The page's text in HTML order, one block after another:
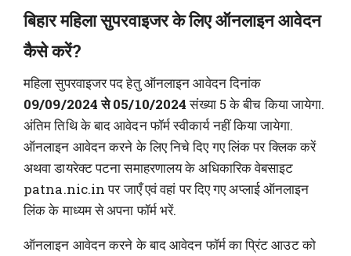
बिहार महिला सुपरवाइजर के लिए ऑनलाइन आवेदन
कैसे करें?
महिला सुपरवाइजर पद हेतु ऑनलाइन आवेदन दिनांक
09/09/2024 से 05/10/2024संख्या 5 के बीच किया जायेगा.
अंतिम तिथि के बाद आवेदन फॉर्म स्वीकार्य नहीं किया जायेगा.
ऑनलाइन आवेदन करने के लिए निचे दिए गए लिंक पर क्लिक करें
अथवा डायरेक्ट पटना समाहरणालय के अधिकारिक वेबसाइट
patna.nic.in पर जाएँ एवं वहां पर दिए गए अप्लाई ऑनलाइन
लिंक के माध्यम से अपना फॉर्म भरें.
ऑनलाइन आवेदन करने के बाद आवेदन फॉर्म का प्रिंट आउट को